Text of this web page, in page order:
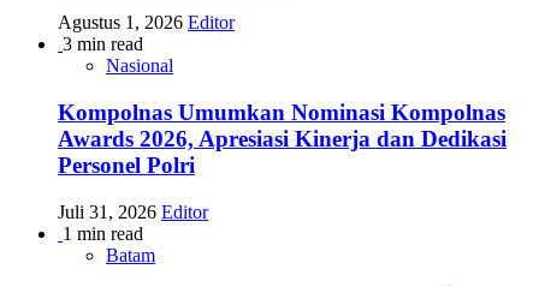
Agustus 1, 2026 Editor
3 min read
Nasional
Kompolnas Umumkan Nominasi Kompolnas
Awards 2026, Apresiasi Kinerja dan Dedikasi
Personel Polri
Juli 31, 2026 Editor
1 min read
Batam